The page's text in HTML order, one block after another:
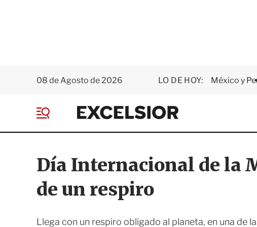
08 de Agosto de 2026 LO DE HOY: México y
E
x
e
i
o
e
Día Internacional de la
de un respiro
Llega con un respiro obligado al planeta, en una de